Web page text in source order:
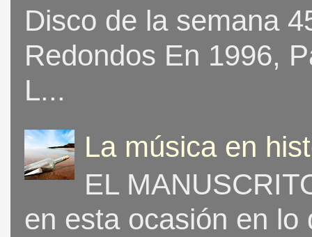
Disco de la semana
Redondos En 1996,
L...
La música en
EL
en esta ocasión en